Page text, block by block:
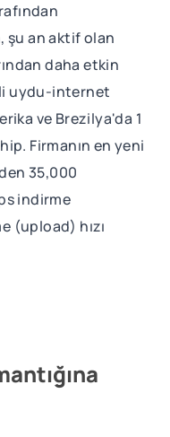
şu an aktif olan
daha etkin
uydu-internet
ve Brezilya'da 1
Firmanın en yeni
35,000
indirme
(upload) hızı